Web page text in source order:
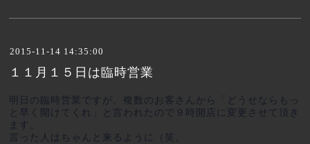
2015-11-14 14:35:00
１１月１５日は臨時営業
明日の臨時営業ですが、複数のお客さんから「どうせならもっ
と早く開けてくれ」と言われたので９時開店に変更させて頂き
ます。
言った人はちゃんと来るように（笑。